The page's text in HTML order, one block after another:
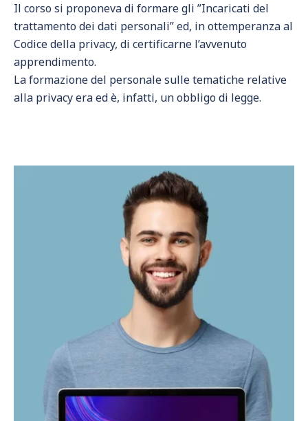
Il corso si proponeva di formare gli ”Incaricati del
trattamento dei dati personali” ed, in ottemperanza al
Codice della privacy, di certificarne l’avvenuto
apprendimento.
La formazione del personale sulle tematiche relative
alla privacy era ed è, infatti, un obbligo di legge.